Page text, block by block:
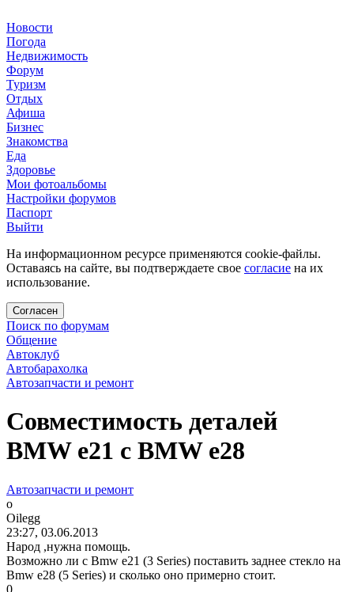
Новости
Погода
Недвижимость
Форум
Туризм
Отдых
Афиша
Бизнес
Знакомства
Еда
Здоровье
Мои фотоальбомы
Настройки форумов
Паспорт
Выйти
На информационном ресурсе применяются cookie-файлы.
Оставаясь на сайте, вы подтверждаете свое согласие на их
использование.
Согласен
Поиск по форумам
Общение
Автоклуб
Автобарахолка
Автозапчасти и ремонт
Совместимость деталей
BMW e21 с BMW e28
Автозапчасти и ремонт
o
Oilegg
23:27, 03.06.2013
Народ ,нужна помощь.
Возможно ли с Bmw e21 (3 Series) поставить заднее стекло на
Bmw e28 (5 Series) и сколько оно примерно стоит.
0